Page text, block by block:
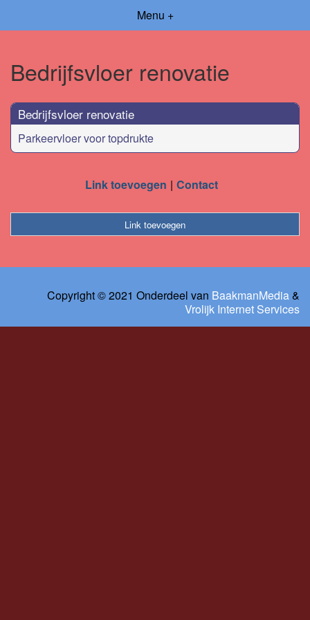
Menu +
Bedrijfsvloer renovatie
Bedrijfsvloer renovatie
Parkeervloer voor topdrukte
Link toevoegen Contact
Link toevoegen
Copyright © 2021 Onderdeel van BaakmanMedia&
Vrolijk Internet Services